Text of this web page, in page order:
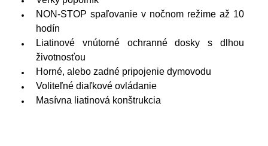
NON-STOP spaľovanie v nočnom režime až 10
hodín
Liatinové vnútorné ochranné dosky s dlhou
životnosťou
Horné, alebo zadné pripojenie dymovodu
Voliteľné diaľkové ovládanie
Masívna liatinová konštrukcia